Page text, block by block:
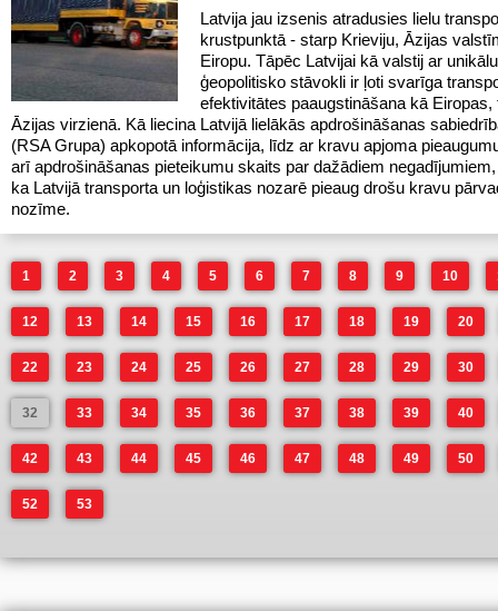
Latvija jau izsenis atradusies lielu
krustpunktā - starp Krieviju, Āzijas
Eiropu. Tāpēc Latvijai kā valstij ar unikālu
ģeopolitisko stāvokli ir ļoti svarīga
efektivitātes paaugstināšana kā Eiropas,
Āzijas virzienā. Kā liecina Latvijā lielākās apdrošināšanas
(RSA Grupa) apkopotā informācija, līdz ar kravu apjoma
arī apdrošināšanas pieteikumu skaits par dažādiem
ka Latvijā transporta un loģistikas nozarē pieaug drošu kravu
nozīme.
1 2 3 4 5 6 7 8 9 10
12 13 14 15 16 17 18 19 20
22 23 24 25 26 27 28 29 30
32 33 34 35 36 37 38 39 40
42 43 44 45 46 47 48 49 50
52 53